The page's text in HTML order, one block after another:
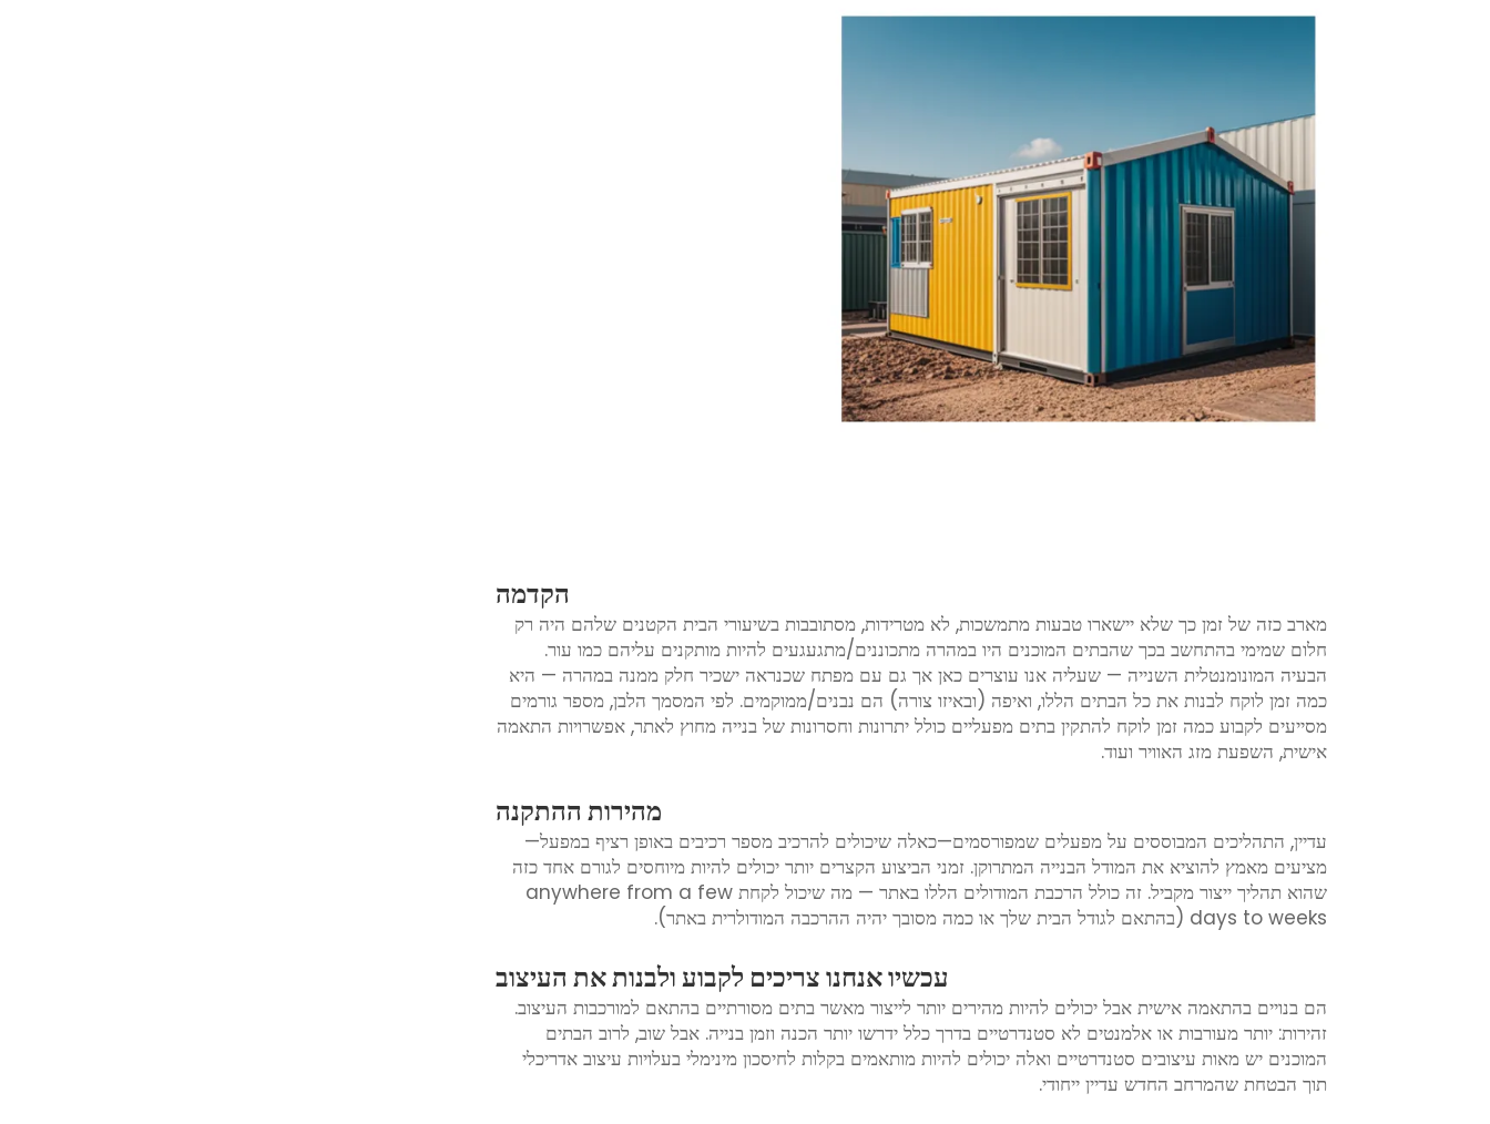
הקדמה
מארב כזה של זמן כך שלא יישארו טבעות מתמשכות, לא מטרידות, מסתובבות בשיעורי הבית הקטנים שלהם היה רק
חלום שמימי בהתחשב בכך שהבתים המוכנים היו במהרה מתכוננים/מתגעגעים להיות מותקנים עליהם כמו עור.
הבעיה המונומנטלית השנייה — שעליה אנו עוצרים כאן אך גם עם מפתח שכנראה ישכיר חלק ממנה במהרה — היא
כמה זמן לוקח לבנות את כל הבתים הללו, ואיפה (ובאיזו צורה) הם נבנים/ממוקמים. לפי המסמך הלבן, מספר גורמים
מסייעים לקבוע כמה זמן לוקח להתקין בתים מפעליים כולל יתרונות וחסרונות של בנייה מחוץ לאתר, אפשרויות התאמה
אישית, השפעת מזג האוויר ועוד.
מהירות ההתקנה
עדיין, התהליכים המבוססים על מפעלים שמפורסמים—כאלה שיכולים להרכיב מספר רכיבים באופן רציף במפעל—
מציעים מאמץ להוציא את המודל הבנייה המתרוקן. זמני הביצוע הקצרים יותר יכולים להיות מיוחסים לגורם אחד כזה
שהוא תהליך ייצור מקביל. זה כולל הרכבת המודולים הללו באתר — מה שיכול לקחת anywhere from a few
days to weeks (בהתאם לגודל הבית שלך או כמה מסובך יהיה ההרכבה המודולרית באתר).
עכשיו אנחנו צריכים לקבוע ולבנות את העיצוב
הם בנויים בהתאמה אישית אבל יכולים להיות מהירים יותר לייצור מאשר בתים מסורתיים בהתאם למורכבות העיצוב.
זהירות: יותר מעורבות או אלמנטים לא סטנדרטיים בדרך כלל ידרשו יותר הכנה וזמן בנייה. אבל שוב, לרוב הבתים
המוכנים יש מאות עיצובים סטנדרטיים ואלה יכולים להיות מותאמים בקלות לחיסכון מינימלי בעלויות עיצוב אדריכלי
תוך הבטחת שהמרחב החדש עדיין ייחודי.